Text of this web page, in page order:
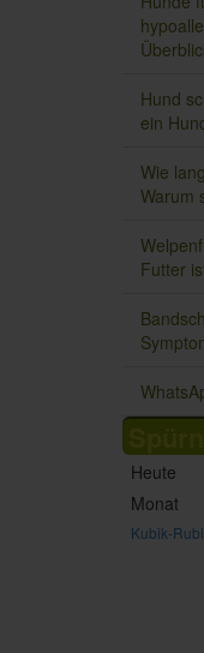
Hund
ein
Wie
Warum
Futter
Heute
Monat
Kubik-